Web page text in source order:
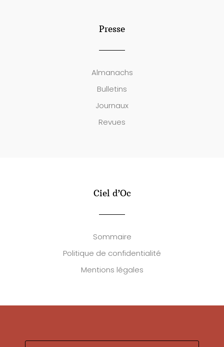
Presse
Almanachs
Bulletins
Journaux
Revues
Ciel d’Oc
Sommaire
Politique de confidentialité
Mentions légales